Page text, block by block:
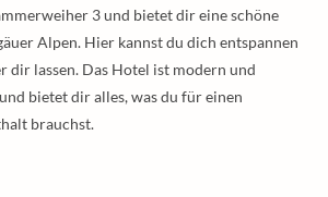
3 und bietet dir eine schöne
Alpen. Hier kannst du dich entspannen
dir lassen. Das Hotel ist modern und
bietet dir alles, was du für einen
brauchst.